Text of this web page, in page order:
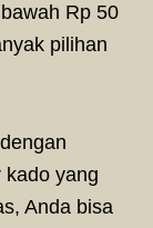
Rp 50
pilihan
kado yang
Anda bisa